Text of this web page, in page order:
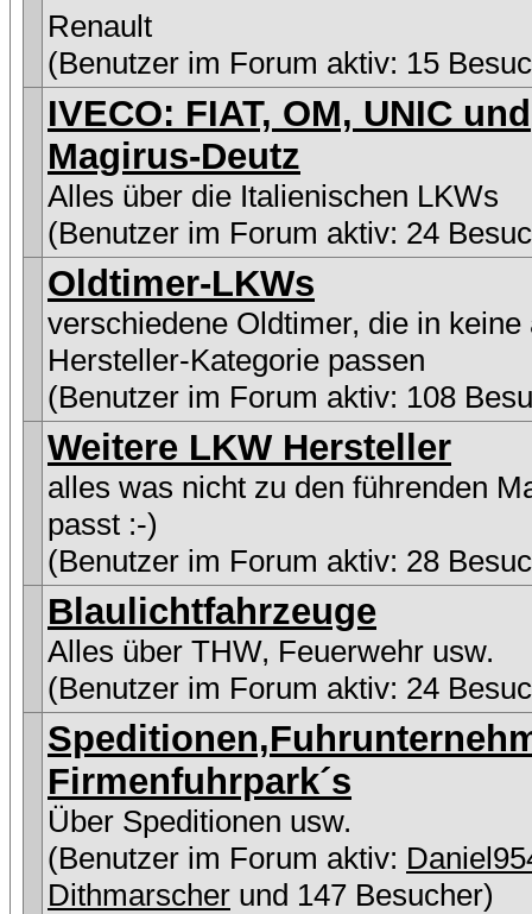
Renault
(Benutzer im Forum aktiv: 15
IVECO: FIAT, OM, UNIC und
Magirus-Deutz
Alles über die Italienischen LKWs
(Benutzer im Forum aktiv: 24
Oldtimer-LKWs
verschiedene Oldtimer, die in keine
Hersteller-Kategorie passen
(Benutzer im Forum aktiv: 108
Weitere LKW Hersteller
alles was nicht zu den führenden
passt :-)
(Benutzer im Forum aktiv: 28
Blaulichtfahrzeuge
Alles über THW, Feuerwehr usw.
(Benutzer im Forum aktiv: 24
Firmenfuhrpark´s
Über Speditionen usw.
(Benutzer im Forum aktiv:
Dithmarscher und 147 Besucher)